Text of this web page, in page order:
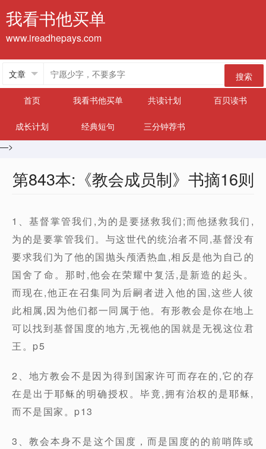
我看书他买单
www.ireadhepays.com
搜索
首页
我看书他买单 共读计划 百贝读书
成长计划 经典短句
三分钟荐书
—>
第843本:《教会成员制》书摘16则
1、基督掌管我们,为的是要拯救我们;而他拯救我们,
为的是要掌管我们。与这世代的统治者不同,基督没有
要求我们为了他的国抛头颅洒热血,相反是他为自己的
国舍了命。那时,他会在荣耀中复活,是新造的起头。
而现在,他正在召集同为后嗣者进入他的国,这些人彼
此相属,因为他们都一同属于他。有形教会是你在地上
可以找到基督国度的地方,无视他的国就是无视这位君
王。p5
2、地方教会不是因为得到国家许可而存在的,它的存
在是出于耶稣的明确授权。毕竟,拥有治权的是耶稣,
而不是国家。p13
3、教会本身不是这个国度，而是国度的的前哨阵或